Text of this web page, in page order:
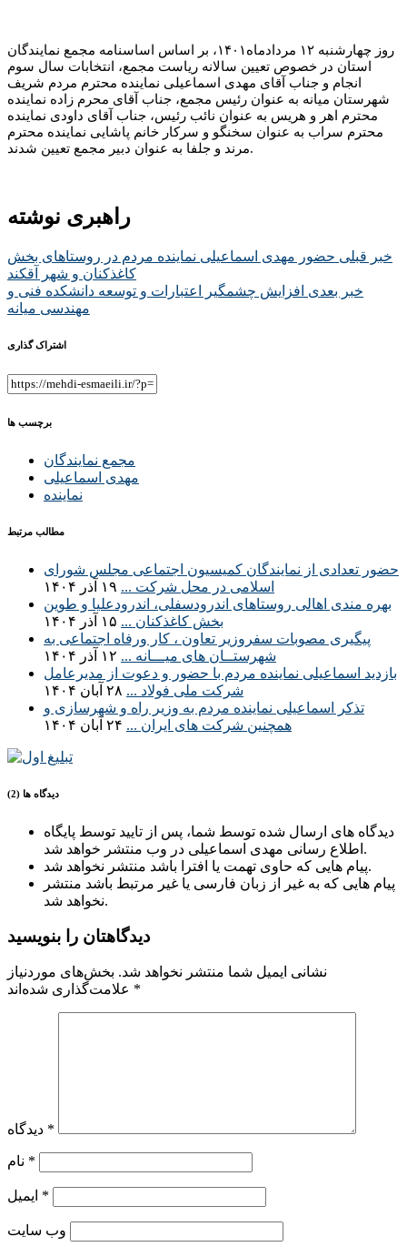
روز چهارشنبه ۱۲ مردادماه۱۴۰۱، بر اساس اساسنامه مجمع نمایندگان
استان در خصوص تعیین سالانه ریاست مجمع، انتخابات سال سوم
انجام و جناب آقای مهدی اسماعیلی نماینده محترم مردم شریف
شهرستان میانه به عنوان رئیس مجمع، جناب آقای محرم زاده نماینده
محترم اهر و هریس به عنوان نائب رئیس، جناب آقای داودی نماینده
محترم سراب به عنوان سخنگو و سرکار خانم پاشایی نماینده محترم
مرند و جلفا به عنوان دبیر مجمع تعیین شدند.
راهبری نوشته
خبر قبلی حضور مهدی اسماعیلی نماینده مردم در روستاهای بخش
کاغذکنان و شهر آقکند
خبر بعدی افزایش چشمگیر اعتبارات و توسعه دانشکده فنی و
مهندسی میانه
اشتراک گذاری
برچسب ها
مجمع نمایندگان
مهدی اسماعیلی
نماینده
مطالب مرتبط
حضور تعدادی از نمایندگان کمیسیون اجتماعی مجلس شورای
اسلامی در محل شرکت ... ۱۹ آذر ۱۴۰۴
بهره مندی اهالی روستاهای اندرودسفلی، اندرودعلیا و طوین
بخش کاغذکنان ... ۱۵ آذر ۱۴۰۴
پیگیری مصوبات سفروزیر تعاون ، کار ورفاه اجتماعی به
شهرستــان های میـــانه ... ۱۲ آذر ۱۴۰۴
بازدید اسماعیلی نماینده مردم با حضور و دعوت از مدیرعامل
شرکت ملی فولاد ... ۲۸ آبان ۱۴۰۴
تذکر اسماعیلی نماینده مردم به وزیر راه و شهرسازی و
همچنین شرکت های ایران ... ۲۴ آبان ۱۴۰۴
دیدگاه ها (2)
دیدگاه های ارسال شده توسط شما، پس از تایید توسط پایگاه
اطلاع رسانی مهدی اسماعیلی در وب منتشر خواهد شد.
پیام هایی که حاوی تهمت یا افترا باشد منتشر نخواهد شد.
پیام هایی که به غیر از زبان فارسی یا غیر مرتبط باشد منتشر
نخواهد شد.
دیدگاهتان را بنویسید
نشانی ایمیل شما منتشر نخواهد شد. بخش‌های موردنیاز
*
*
*
*
وب‌ سایت